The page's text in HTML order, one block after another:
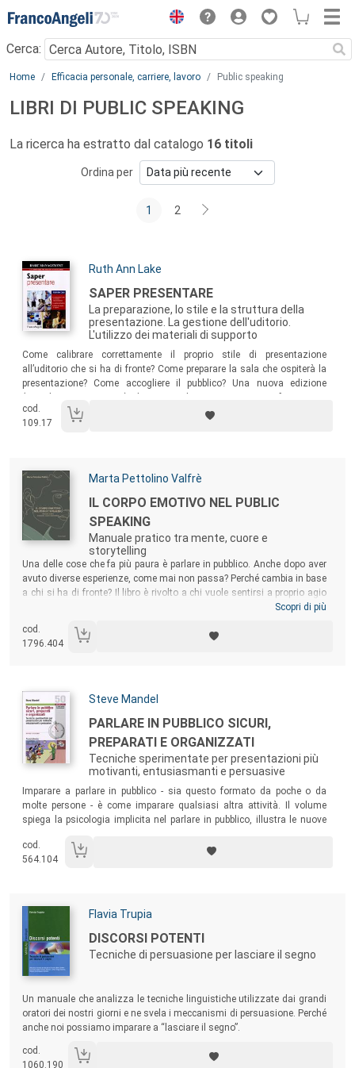
Menu
Cerca:
Main content
Home Efficacia personale, carriere, lavoro Public speaking
LIBRI DI PUBLIC SPEAKING
La ricerca ha estratto dal catalogo 16 titoli
Ordina per
1 2
Autori:
Ruth Ann Lake
Titolo:
SAPER PRESENTARE
La preparazione, lo stile e la struttura della
presentazione. La gestione dell'uditorio.
L'utilizzo dei materiali di supporto
Sommario:
Come calibrare correttamente il proprio stile di presentazione
all’uditorio che si ha di fronte? Come preparare la sala che ospiterà la
presentazione? Come accogliere il pubblico? Una nuova edizione
imprenditori, politici, venditori, insegnanti, consulenti che ha sin qui
venduto oltre 17.000 copie!
cod.
109.17
Autori:
Marta Pettolino Valfrè
Titolo:
IL CORPO EMOTIVO NEL PUBLIC
SPEAKING
Manuale pratico tra mente, cuore e
storytelling
Sommario:
Una delle cose che fa più paura è parlare in pubblico. Anche dopo aver
avuto diverse esperienze, come mai non passa? Perché cambia in base
a chi si ha di fronte? Il libro è rivolto a chi vuole sentirsi a proprio agio
in situazioni pubbliche o private. A chi vuole parlare con mille persone o
opinioni. A chi vuole sapere come gestire le proprie emozioni, con un
focus particolare sulla paura e sull’ansia.
Scopri di più
cod.
1796.404
Autori:
Steve Mandel
Titolo:
PARLARE IN PUBBLICO SICURI,
PREPARATI E ORGANIZZATI
Tecniche sperimentate per presentazioni più
motivanti, entusiasmanti e persuasive
Imparare a parlare in pubblico - sia questo formato da poche o da
molte persone - è come imparare qualsiasi altra attività. Il volume
spiega la psicologia implicita nel parlare in pubblico, illustra le nuove
visivi e offre un insieme di consigli su come preparare e pronunciare
discorsi efficaci.
cod.
564.104
Autori:
Flavia Trupia
Titolo:
DISCORSI POTENTI
Tecniche di persuasione per lasciare il segno
Un manuale che analizza le tecniche linguistiche utilizzate dai grandi
oratori dei nostri giorni e ne svela i meccanismi di persuasione. Perché
anche noi possiamo imparare a “lasciare il segno”.
cod.
1060.190